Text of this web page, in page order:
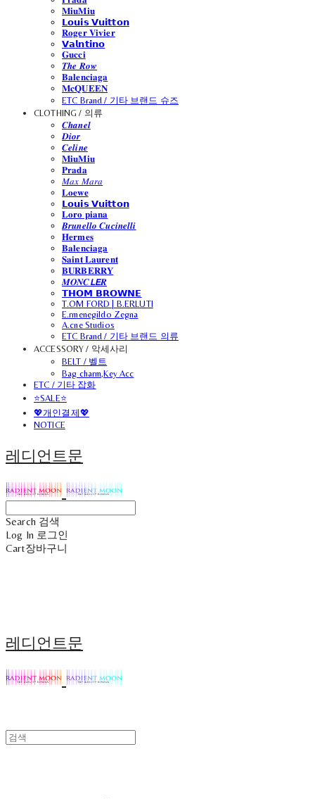
𝐌𝐢𝐮𝐌𝐢𝐮
𝗟𝗼𝘂𝗶𝘀 𝗩𝘂𝗶𝘁𝘁𝗼𝗻
𝐑𝐨𝐠𝐞𝐫 𝐕𝐢𝐯𝐢𝐞𝐫
𝗩𝗮𝗹𝗻𝘁𝗶𝗻𝗼
𝐆𝐮𝐜𝐜𝐢
𝑻𝒉𝒆 𝑹𝒐𝒘
𝐁𝐚𝐥𝐞𝐧𝐜𝐢𝐚𝐠𝐚
𝐌𝐜𝐐𝐔𝐄𝐄𝐍
ETC Brand / 기타 브랜드 슈즈
CLOTHING / 의류
𝑪𝒉𝒂𝒏𝒆𝒍
𝑫𝒊𝒐𝒓
𝑪𝒆𝒍𝒊𝒏𝒆
𝐌𝐢𝐮𝐌𝐢𝐮
𝐏𝐫𝐚𝐝𝐚
𝑀𝑎𝑥 𝑀𝑎𝑟𝑎
𝐋𝐨𝐞𝐰𝐞
𝗟𝗼𝘂𝗶𝘀 𝗩𝘂𝗶𝘁𝘁𝗼𝗻
𝐋𝐨𝐫𝐨 𝐩𝐢𝐚𝐧𝐚
𝑩𝒓𝒖𝒏𝒆𝒍𝒍𝒐 𝑪𝒖𝒄𝒊𝒏𝒆𝒍𝒍𝒊
𝐇𝐞𝐫𝐦𝐞𝐬
𝐁𝐚𝐥𝐞𝐧𝐜𝐢𝐚𝐠𝐚
𝐒𝐚𝐢𝐧𝐭 𝐋𝐚𝐮𝐫𝐞𝐧𝐭
𝐁𝐔𝐑𝐁𝐄𝐑𝐑𝐘
𝑴𝑶𝑵𝑪𝙇𝙀𝑹
𝗧𝗛𝗢𝗠 𝗕𝗥𝗢𝗪𝗡𝗘
T.OM FORD | B.ERLUTI
E.rmenegildo Zegna
A.cne Studios
ETC Brand / 기타 브랜드 의류
ACCESSORY / 악세사리
BELT / 벨트
Bag charm,Key Acc
ETC / 기타 잡화
⭐SALE⭐
💖개인결제💖
NOTICE
레디언트문
Search 검색
Log In 로그인
Cart장바구니
레디언트문